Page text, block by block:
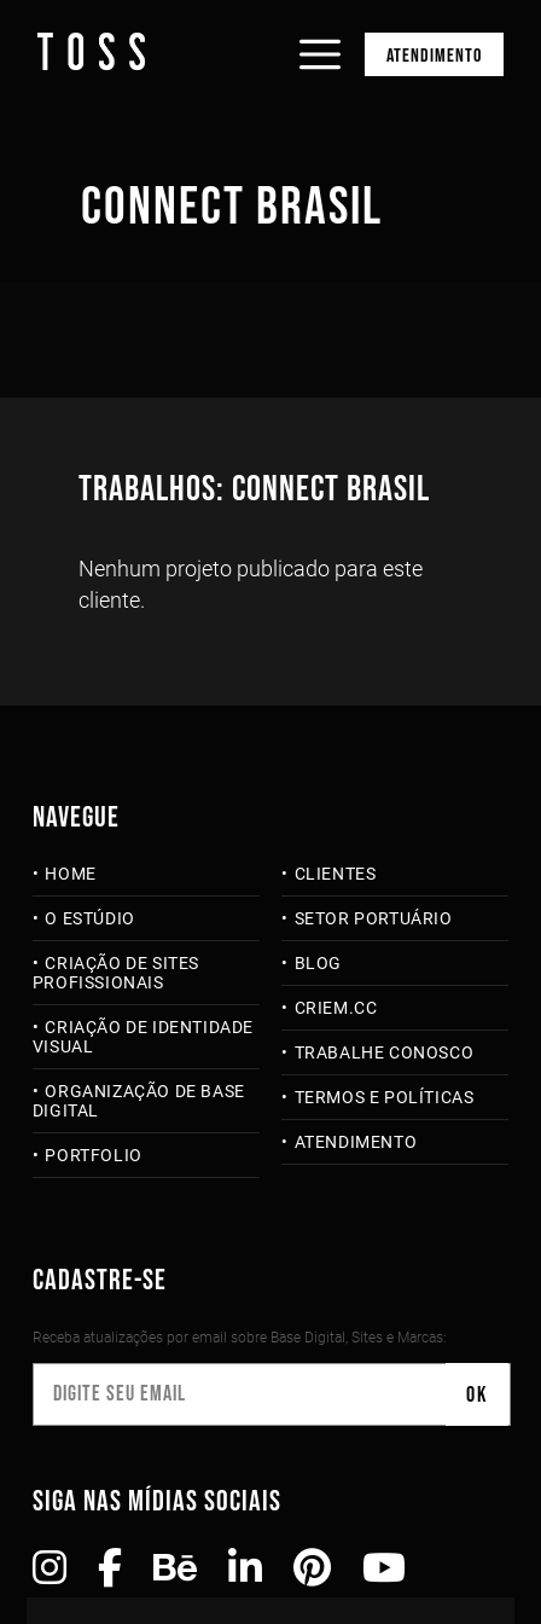
ATENDIMENTO
CONNECT BRASIL
Trabalhos: Connect Brasil
Nenhum projeto publicado para este
cliente.
NAVEGUE
HOME
O ESTÚDIO
CRIAÇÃO DE SITES
PROFISSIONAIS
CRIAÇÃO DE IDENTIDADE
VISUAL
ORGANIZAÇÃO DE BASE
DIGITAL
PORTFOLIO
CLIENTES
SETOR PORTUÁRIO
BLOG
CRIEM.CC
TRABALHE CONOSCO
TERMOS E POLÍTICAS
ATENDIMENTO
CADASTRE-SE
Receba atualizações por email sobre Base Digital, Sites e Marcas:
SIGA NAS MÍDIAS SOCIAIS